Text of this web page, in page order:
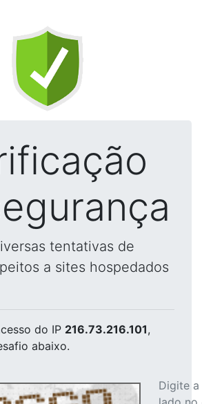
tentativas de
a sites hospedados
do IP 216.73.216.101,
abaixo.
Digite